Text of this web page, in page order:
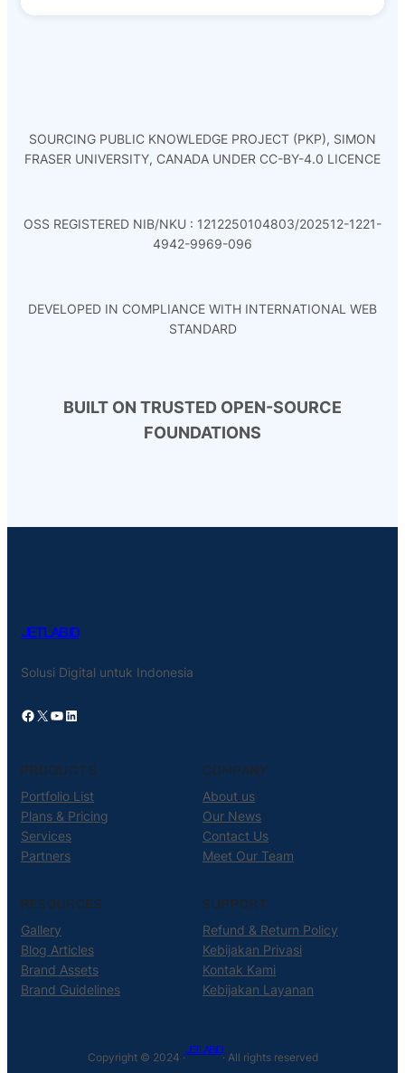
SOURCING PUBLIC KNOWLEDGE PROJECT (PKP), SIMON
FRASER UNIVERSITY, CANADA UNDER CC-BY-4.0 LICENCE
OSS REGISTERED NIB/NKU : 1212250104803/202512-1221-
4942-9969-096
DEVELOPED IN COMPLIANCE WITH INTERNATIONAL WEB
STANDARD
BUILT ON TRUSTED OPEN-SOURCE
FOUNDATIONS
JETLAB.ID
Solusi Digital untuk Indonesia
Facebook X YouTube LinkedIn
PRODUCTS
Portfolio List
Plans & Pricing
Services
Partners
COMPANY
About us
Our News
Contact Us
Meet Our Team
RESOURCES
Gallery
Blog Articles
Brand Assets
Brand Guidelines
SUPPORT
Refund & Return Policy
Kebijakan Privasi
Kontak Kami
Kebijakan Layanan
Copyright © 2024 ·
JETLAB.ID
· All rights reserved